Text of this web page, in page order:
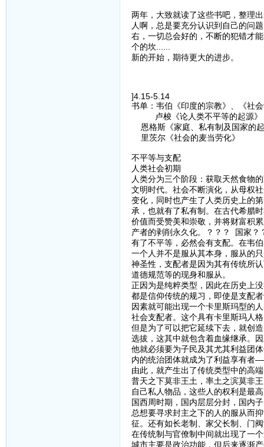
两年，大致就读了这些书吧，整理
人啊，总是要充分认识到自己的问
右，一切总会好的，不断的犯错才
个的坎......
新的开始，期待更大的进步。
]4.15-5.14
书单：韦伯《印度的宗教》、《社
卢梭《论人类不平等的起源》
恩格斯《家庭、私有制及国家的
里茨尔《社会的麦当劳化》
不平等与支配
人类社会初期
人类分为三个阶段：获取天然食物
文明时代。社会不断演化，从母权
变化，同时也产生了人类历史上的
承，也就有了私有制。在古代希腊
价值而受赞美和崇敬，并将财富积
产者的剥削永久化。？？？ 国家？
有了不平等，必然会有支配。在韦
一个人并不是服从其本身，服从的
神圣性，支配者是因为其有传统所
道德规范等的现身和服从。
正因为是纯粹类型，因此在历史上
都是信仰传统的规习，即使是支配
因素就可能出现一个卡里斯玛型的
社会支配者。这个具有卡里斯玛人
但是为了可以把它延续下去，就创
选拔，这其中就包含着血缘继承。
他就必须要为子民及其尤其利益团
内的统治团体就成为了利益享有者
由此，就产生出了传统类型中的高
普天之下莫非王土，率土之滨莫非
自己私人物品，这些人的权利是最
国西周时期，国内层层分封，国内
总想要寻求封主之下的人的服从而
征。还有如长老制、家父长制、门
在传统制与官僚制中间就出现了一
城市主要是政治功能，但后来逐渐